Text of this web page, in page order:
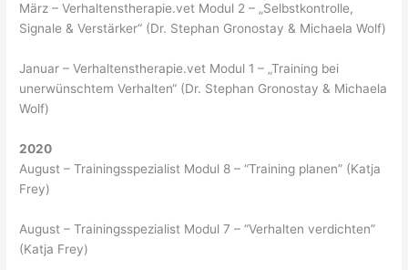
März – Verhaltenstherapie.vet Modul 2 – „Selbstkontrolle,
Signale & Verstärker“ (Dr. Stephan Gronostay & Michaela Wolf)
Januar – Verhaltenstherapie.vet Modul 1 – „Training bei
unerwünschtem Verhalten“ (Dr. Stephan Gronostay & Michaela
Wolf)
2020
August – Trainingsspezialist Modul 8 – “Training planen” (Katja
Frey)
August – Trainingsspezialist Modul 7 – “Verhalten verdichten”
(Katja Frey)